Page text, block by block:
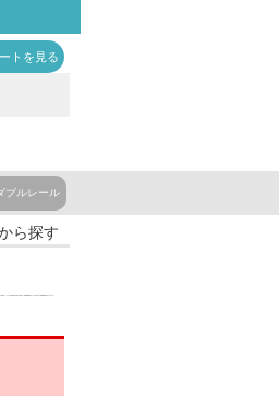
トを見る
ブルレール
ら探す